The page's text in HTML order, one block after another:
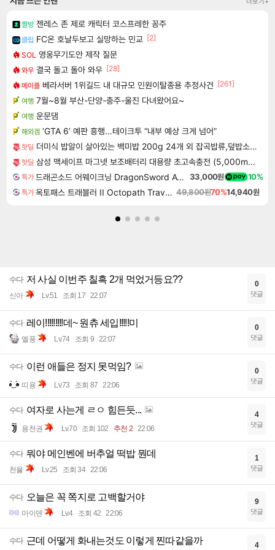
짤방 젠레스 존 제로 캐릭터 코스프레한 꽁주
클립 FC온 호날두보고 실망하는 민교 [2]
SOL 영웅무기도안 제작 질문
와우 결국 돌고 돌아 와우 [28]
메이플 베라서버 1위길드 내 대규모 인원이탈종용 추정사건 [261]
여행 7월~8월 부산-단양-충주-울진 다녀왔어요~
여행 운문댐
해외겜 ‘GTA 6’ 예판 흥행…테이크투 “내부 예상 크게 넘어”
핫딜 더미식 밥알이 살아있는 백미밥 200g 24개 외 잡곡밥류,덮밥소스7종 외
핫딜 삼성 맥세이프 마그넷 보조배터리 대용량 초고속충전 (5,000mAh 유선25W 무선15W)
특가 드래곤소드 어웨이크닝 DragonSword Awakening 33,000원 10%
특가 옥토패스 트래블러 II Octopath Traveler II 49,800원70%14,940원
수다 저 사실 이번주 칠흑 2개 먹었거등요??
신아 Lv.51 조회 17 22:07
0
댓글
수다 레이!!!!!!!!!데~ 원츄 세입!!!!!미
엘풍 Lv.74 조회 9 22:07
0
댓글
수다 이런 애들은 정지 못먹임?
띠용 Lv.73 조회 87 22:06
0
댓글
수다 여자로 사는게 ㄹㅇ 힘든듯...
용천권 Lv.70 조회 102 추천 2 22:06
4
댓글
수다 뭐야 메인벤에 버추얼 떡밥 뭔데
천율 Lv.25 조회 34 22:06
1
댓글
수다 오늘은 꼭 쪽지로 고백할거야
마이덴 Lv.4 조회 42 22:06
9
댓글
수다 근데 어떻게 화내는것도 이렇게 찐따같을까 4